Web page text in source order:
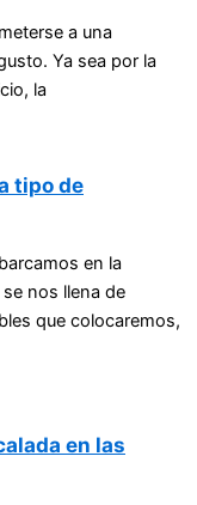
a una
Ya sea por la
la
tipo de
en la
nos llena de
que colocaremos,
en las